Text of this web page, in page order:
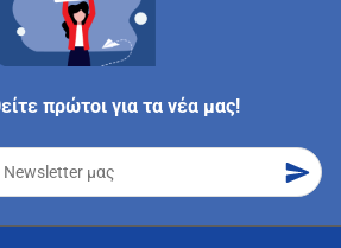
πρώτοι για τα νέα μας!